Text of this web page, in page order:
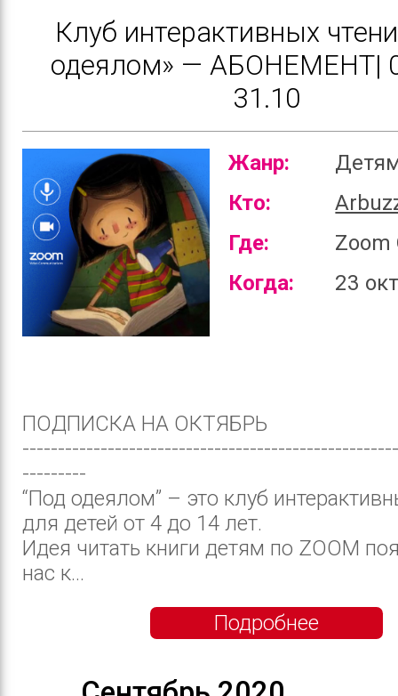
Клуб интерактивных
одеялом» — АБОНЕМЕНТ|
31.10
Жанр:
Кто:
Где:
Zoom
Когда:
23
ПОДПИСКА НА ОКТЯБРЬ
---------
“Под одеялом” – это клуб
для детей от 4 до 14 лет.
Идея читать книги детям по ZOOM
нас к...
Подробнее